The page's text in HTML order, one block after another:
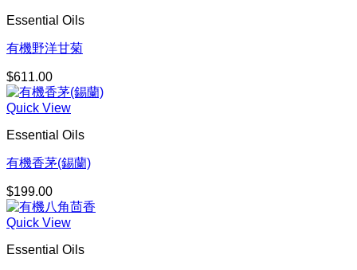
Essential Oils
有機野洋甘菊
$611.00
Quick View
Essential Oils
有機香茅(錫蘭)
$199.00
Quick View
Essential Oils